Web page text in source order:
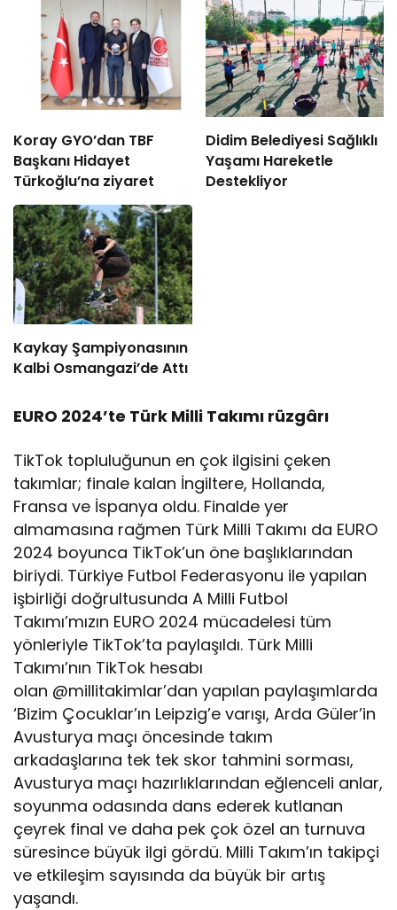
Koray GYO’dan TBF
Başkanı Hidayet
Türkoğlu’na ziyaret
Didim Belediyesi Sağlıklı
Yaşamı Hareketle
Destekliyor
Kaykay Şampiyonasının
Kalbi Osmangazi’de Attı
EURO 2024’te Türk Milli Takımı rüzgârı
TikTok topluluğunun en çok ilgisini çeken
takımlar; finale kalan İngiltere, Hollanda,
Fransa ve İspanya oldu. Finalde yer
almamasına rağmen Türk Milli Takımı da EURO
2024 boyunca TikTok’un öne başlıklarından
biriydi. Türkiye Futbol Federasyonu ile yapılan
işbirliği doğrultusunda A Milli Futbol
Takımı’mızın EURO 2024 mücadelesi tüm
yönleriyle TikTok’ta paylaşıldı. Türk Milli
Takımı’nın TikTok hesabı
olan @millitakimlar’dan yapılan paylaşımlarda
‘Bizim Çocuklar’ın Leipzig’e varışı, Arda Güler’in
Avusturya maçı öncesinde takım
arkadaşlarına tek tek skor tahmini sorması,
Avusturya maçı hazırlıklarından eğlenceli anlar,
soyunma odasında dans ederek kutlanan
çeyrek final ve daha pek çok özel an turnuva
süresince büyük ilgi gördü. Milli Takım’ın takipçi
ve etkileşim sayısında da büyük bir artış
yaşandı.